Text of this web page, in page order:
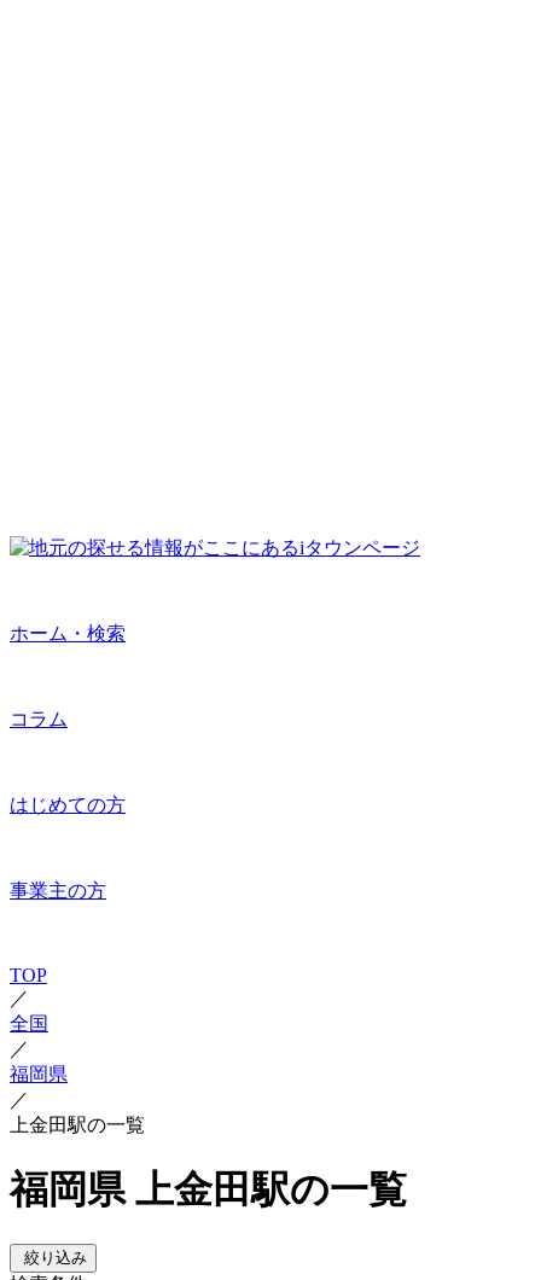
ホーム・検索
コラム
はじめての方
事業主の方
TOP
／
全国
／
福岡県
／
上金田駅の一覧
福岡県 上金田駅の一覧
絞り込み